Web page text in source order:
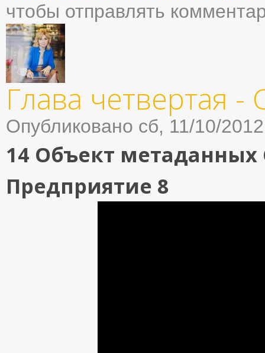
чтобы отправлять
Глава четвертая
Опубликовано сб, 11/10/
14 Объект
Предприятие 8